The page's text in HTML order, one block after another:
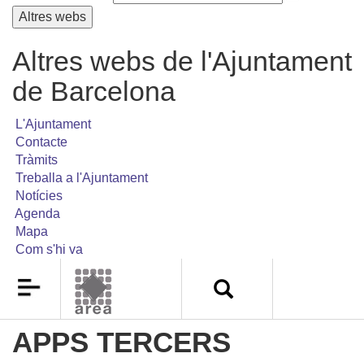
Altres webs
Altres webs de l'Ajuntament
de Barcelona
L'Ajuntament
Contacte
Tràmits
Treballa a l'Ajuntament
Notícies
Agenda
Mapa
Com s'hi va
APPS TERCERS